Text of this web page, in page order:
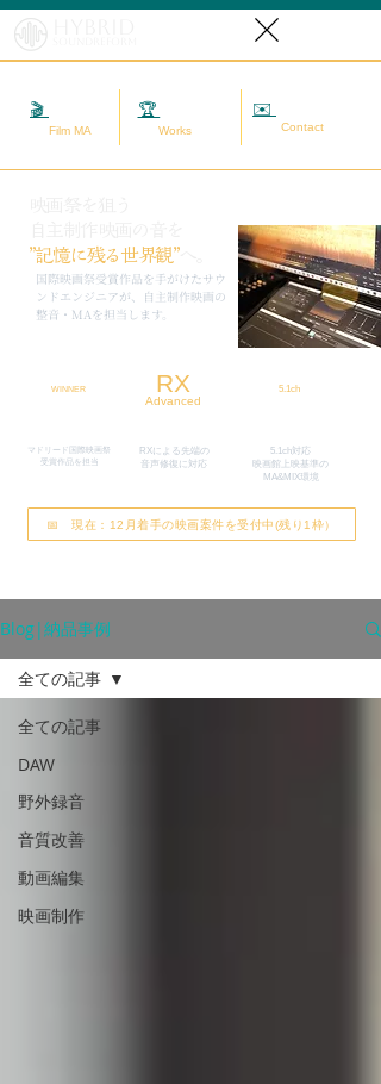
🎬
Film MA
🏆
Works
✉️
Contact
​国際映画祭受賞作品を手がけたサウ
ンドエンジニアが、自主制作映画の
整音・MAを担当します。
”記憶に残る世界観”へ。
WINNER RX
Advanced
マドリード国際映画祭
​受賞作品を担当
RXによる先端の
​音声修復に対応
5.1ch
5.1ch対応
映画館上映基準の
MA&MIX環境
📅 現在：12月着手の映画案件を受付中(残り1枠）
Blog|納品事例
全ての記事
DAW
野外録音
音質改善
動画編集
映画制作
全ての記事